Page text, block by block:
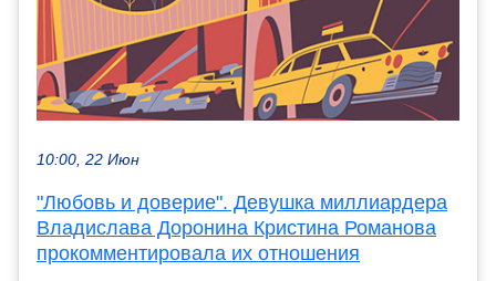
10:00, 22 Июн
"Любовь и доверие". Девушка миллиардера
Владислава Доронина Кристина Романова
прокомментировала их отношения